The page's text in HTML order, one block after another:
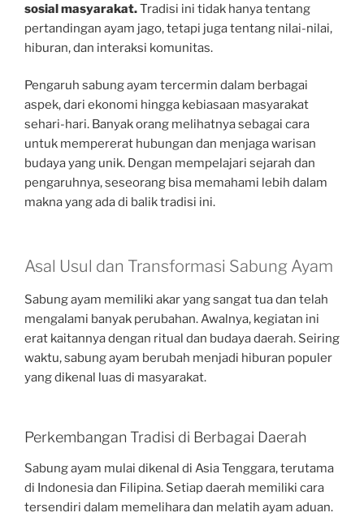
sosial masyarakat.Tradisi ini tidak hanya tentang
pertandingan ayam jago, tetapi juga tentang nilai-nilai,
hiburan, dan interaksi komunitas.
Pengaruh sabung ayam tercermin dalam berbagai
aspek, dari ekonomi hingga kebiasaan masyarakat
sehari-hari. Banyak orang melihatnya sebagai cara
untuk mempererat hubungan dan menjaga warisan
budaya yang unik. Dengan mempelajari sejarah dan
pengaruhnya, seseorang bisa memahami lebih dalam
makna yang ada di balik tradisi ini.
Asal Usul dan Transformasi Sabung Ayam
Sabung ayam memiliki akar yang sangat tua dan telah
mengalami banyak perubahan. Awalnya, kegiatan ini
erat kaitannya dengan ritual dan budaya daerah. Seiring
waktu, sabung ayam berubah menjadi hiburan populer
yang dikenal luas di masyarakat.
Perkembangan Tradisi di Berbagai Daerah
Sabung ayam mulai dikenal di Asia Tenggara, terutama
di Indonesia dan Filipina. Setiap daerah memiliki cara
tersendiri dalam memelihara dan melatih ayam aduan.